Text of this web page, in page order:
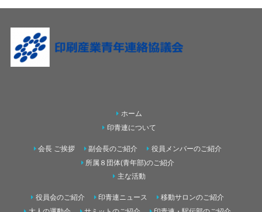
ホーム
印青連について
会長 ご挨拶 副会長のご紹介
役員メンバーのご紹介
所属８団体(青年部)のご紹介
主な活動
役員会のご紹介 印青連ニュース
移動サロンのご紹介